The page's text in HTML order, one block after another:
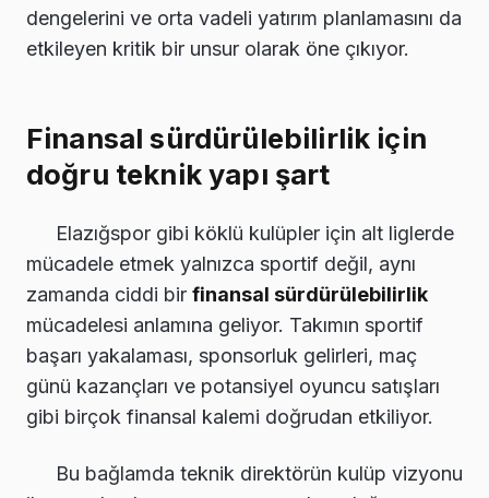
dengelerini ve orta vadeli yatırım planlamasını da
etkileyen kritik bir unsur olarak öne çıkıyor.
Finansal sürdürülebilirlik için
doğru teknik yapı şart
Elazığspor gibi köklü kulüpler için alt liglerde
mücadele etmek yalnızca sportif değil, aynı
zamanda ciddi bir finansal sürdürülebilirlik
mücadelesi anlamına geliyor. Takımın sportif
başarı yakalaması, sponsorluk gelirleri, maç
günü kazançları ve potansiyel oyuncu satışları
gibi birçok finansal kalemi doğrudan etkiliyor.
Bu bağlamda teknik direktörün kulüp vizyonu